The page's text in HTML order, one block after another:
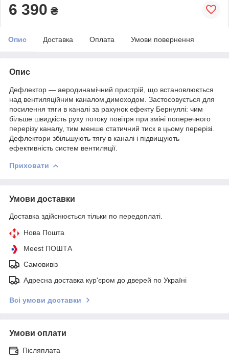
6 390 ₴
Опис Доставка Оплата Умови повернення
Опис
Дефлектор — аеродинамічний пристрій, що встановлюється
над вентиляційним каналом,димоходом. Застосовується для
посилення тяги в каналі за рахунок ефекту Бернуллі: чим
більше швидкість руху потоку повітря при зміні поперечного
перерізу каналу, тим менше статичний тиск в цьому перерізі.
Дефлектори збільшують тягу в каналі і підвищують
ефективність систем вентиляції.
Приховати
Умови доставки
Доставка здійснюється тільки по передоплаті.
Нова Пошта
Meest ПОШТА
Самовивіз
Адресна доставка кур'єром до дверей по Україні
Всі умови доставки
Умови оплати
Післяплата